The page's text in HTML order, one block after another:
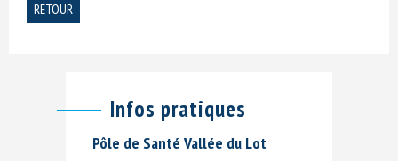
RETOUR
Infos pratiques
Pôle de Santé Vallée du Lot